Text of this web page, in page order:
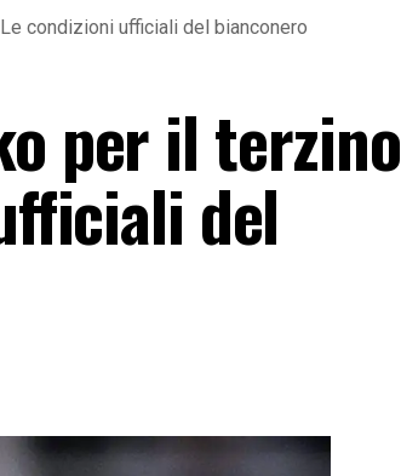
condizioni ufficiali del bianconero
per il terzino
del